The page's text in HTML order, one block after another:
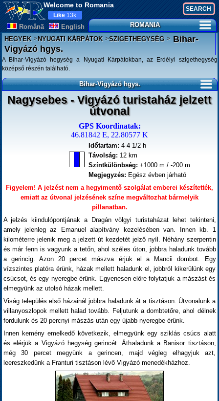
Welcome to Romania
Românã English
Like 13k
ROMANIA
HEGYEK>NYUGATI KÁRPÁTOK>SZIGETHEGYSÉG>Bihar-
Vigyázó hgys.
A Bihar-Vigyázó hegység a Nyugati Kárpátokban, az Erdélyi szigethegység
középső részén található.
Bihar-Vigyázó hgys.
Nagysebes - Vigyázó turistaház jelzett
útvonal
GPS Koordinatak:
46.81842 E, 22.80577 K
Időtartam: 4-4 1/2 h
Távolság: 12 km
Színtkülönbség: +1000 m / -200 m
Megjegyzés: Egész évben járható
Figyelem! A jelzést nem a hegyimentő szolgálat emberei készítették,
emiatt az útvonal jelzésének színe megváltozhat bármelyik
pillanatban.
A jelzés kiindulópontjának a Dragán völgyi turistaházat lehet tekinteni,
amely jelenleg az Emanuel alapítvány kezelésében van. Innen kb. 1
kilométerre jelenik meg a jelzett út kezdetét jelző nyíl. Néhány szerpentin
és már fenn is vagyunk a tetőn, ahol széles úton, jobbra haladunk tovább
a gerincig. Azon 20 percet mászva érjük el a Mancii dombot. Egy
vízszintes platóra érünk, házak mellett haladunk el, jobbról kikerülünk egy
csúcsot, és egy nyeregbe érünk. Egyenesen előre folytatjuk a mászást és
elmegyünk az utolsó házak mellett.
Viság település első házainál jobbra haladunk át a tisztáson. Útvonalunk a
villanyoszlopok mellett halad tovább. Feljutunk a dombtetőre, ahol délnek
fordulunk és 20 percnyi mászás után egy újabb nyeregbe érünk.
Innen kemény emelkedő következik, elmegyünk egy sziklás csúcs alatt
és elérjük a Vigyázó hegység gerincét. Áthaladunk a Banisor tisztáson,
még 30 percet megyünk a gerincen, majd végleg elhagyjuk azt,
leereszkedünk a Franturi tisztáson lévő Vigyázó menedékházhoz.